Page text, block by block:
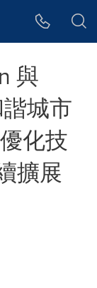
與
城市
化技
擴展